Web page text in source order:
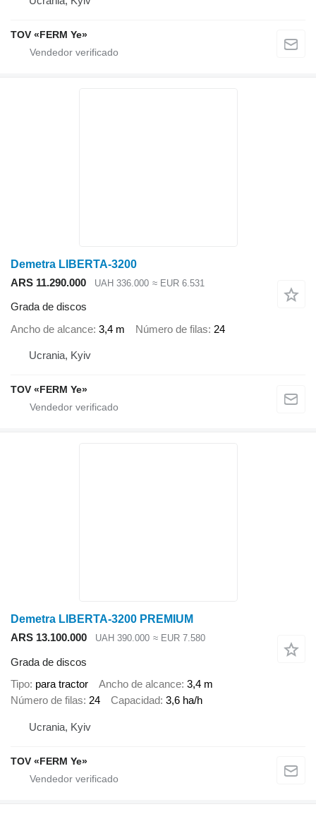
TOV «FERM Ye»
Demetra LIBERTA-3200
ARS 11.290.000
UAH 336.000 ≈ EUR 6.531
Grada de discos
Ancho de alcance 3,4 m Número de filas 24
Ucrania, Kyiv
TOV «FERM Ye»
Demetra LIBERTA-3200 PREMIUM
ARS 13.100.000
UAH 390.000 ≈ EUR 7.580
Grada de discos
Tipo para tractor Ancho de alcance 3,4 m
Número de filas 24 Capacidad 3,6 ha/h
Ucrania, Kyiv
TOV «FERM Ye»